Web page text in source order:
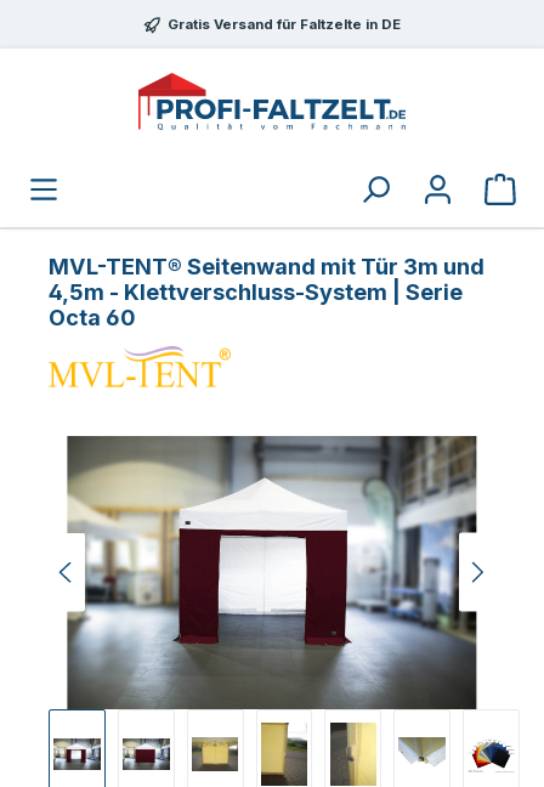
Zum Hauptinhalt springenGratis Versand für Faltzelte in DE
MVL-TENT® Seitenwand mit Tür 3m und
4,5m - Klettverschluss-System | Serie
Octa 60